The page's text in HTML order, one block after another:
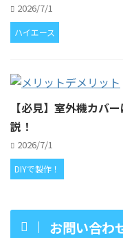
2026/7/1
ハイエース
【必見】室外機カバ
説！
2026/7/1
DIYで製作！
お問い合わ